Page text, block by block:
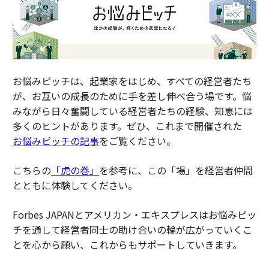
お悩みピッチは、起業家をはじめ、すべての経営者たち
が、お互いの成長のために手を差し伸べ合う場です。悩
みながら日々奮闘している経営者たちの経験、知恵には
多くのヒントがあります。ぜひ、これまで開催された
お悩みピッチの記事をご覧ください。
こちらの 「虎の巻」 を参考に、この「場」を経営者仲間
とともに体験してください。
Forbes JAPANとアメリカン・エキスプレスはお悩みピッ
チを通して経営者同士の助け合いの輪が広がっていくこ
とを心から願い、これからもサポートしていきます。